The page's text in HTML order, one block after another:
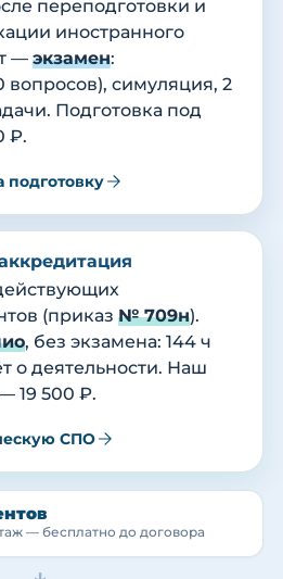
переподготовки и
иностранного
— экзамен:
вопросов), симуляция, 2
Подготовка под
₽.
подготовку
(приказ № 709н).
, без экзамена: 144 ч
о деятельности. Наш
19 500 ₽.
СПО
— бесплатно до договора